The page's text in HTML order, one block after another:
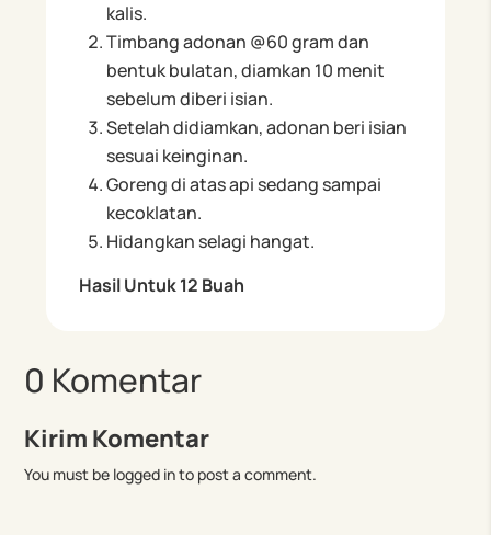
kalis.
Timbang adonan @60 gram dan
bentuk bulatan, diamkan 10 menit
sebelum diberi isian.
Setelah didiamkan, adonan beri isian
sesuai keinginan.
Goreng di atas api sedang sampai
kecoklatan.
Hidangkan selagi hangat.
Hasil Untuk 12 Buah
0 Komentar
Kirim Komentar
You must be logged in to post a comment.